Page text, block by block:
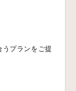
うプランを ご提